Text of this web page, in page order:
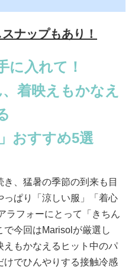
ナップもあり！
に入れて！
着映えもかなえ
おすすめ5選
、猛暑の季節の到来も目
ぱり「涼しい服」「着心
ラフォーにとって「きちん
で今回はMarisolが厳選し
えもかなえるヒット中のパ
けでひんやりする接触冷感